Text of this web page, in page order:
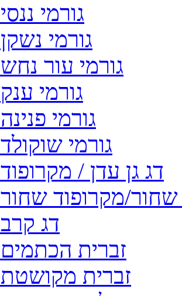
גורמי ננסי
גורמי נשקן
גורמי עור נחש
גורמי ענק
גורמי פנינה
גורמי שוקולד
דג גן עדן / מקרופוד
שחור/מקרופוד שחור
דג קרב
זברית הכתמים
זברית מקושטת